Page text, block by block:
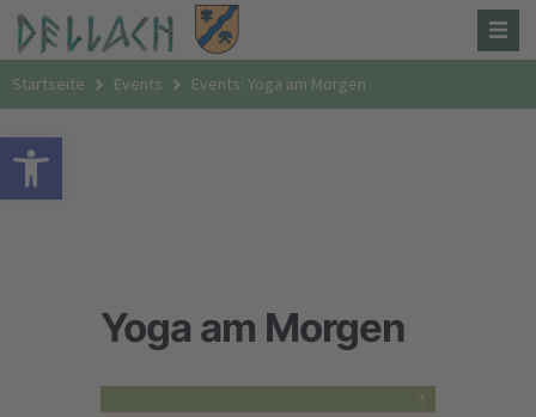
Open toolbar
Startseite Events Events: Yoga am Morgen
Yoga am Morgen